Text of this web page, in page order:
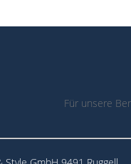
Für unsere